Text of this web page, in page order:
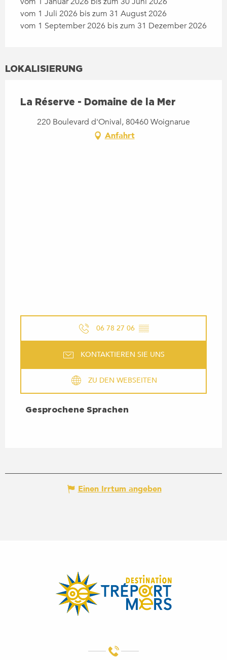
vom 1 Juli 2026 bis zum 31 August 2026
vom 1 September 2026 bis zum 31 Dezember 2026
LOKALISIERUNG
La Réserve - Domaine de la Mer
220 Boulevard d'Onival, 80460 Woignarue
Anfahrt
06 78 27 06 ▒▒
KONTAKTIEREN SIE UNS
ZU DEN WEBSEITEN
GESPROCHENE SPRACHEN
Gesprochene Sprachen
Einen Irrtum angeben